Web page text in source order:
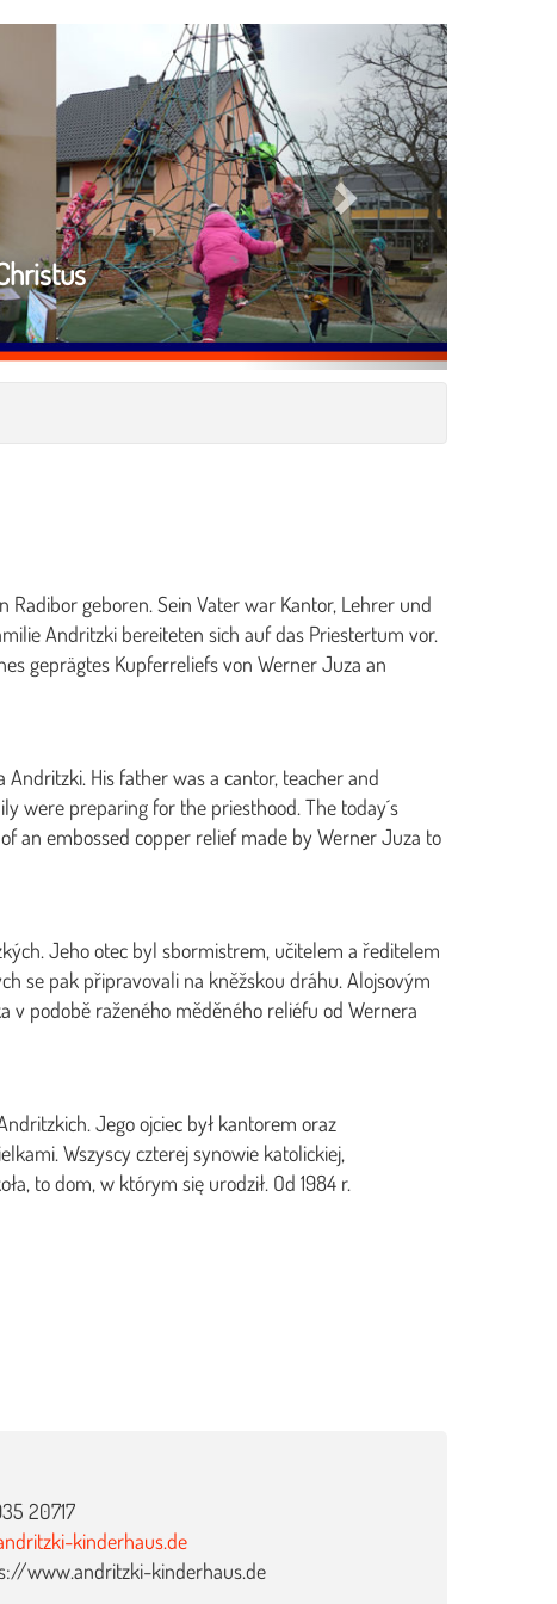
Next
geboren. Sein Vater war Kantor, Lehrer und
Andritzki bereiteten sich auf das Priestertum vor.
geprägtes Kupferreliefs von Werner Juza an
His father was a cantor, teacher and
were preparing for the priesthood. The today´s
an embossed copper relief made by Werner Juza to
Jeho otec byl sbormistrem, učitelem a ředitelem
se pak připravovali na kněžskou dráhu. Alojsovým
v podobě raženého měděného reliéfu od Wernera
Jego ojciec był kantorem oraz
Wszyscy czterej synowie katolickiej,
to dom, w którym się urodził. Od 1984 r.
20717
kinderhaus.de
www.andritzki-kinderhaus.de